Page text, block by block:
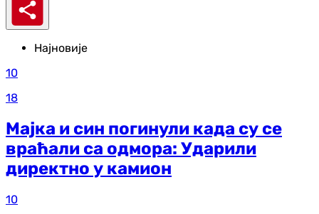
Најновије
10
18
Мајка и син погинули када су се
враћали са одмора: Ударили
директно у камион
10